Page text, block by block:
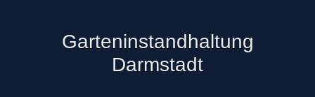
Garteninstandhaltung
Darmstadt